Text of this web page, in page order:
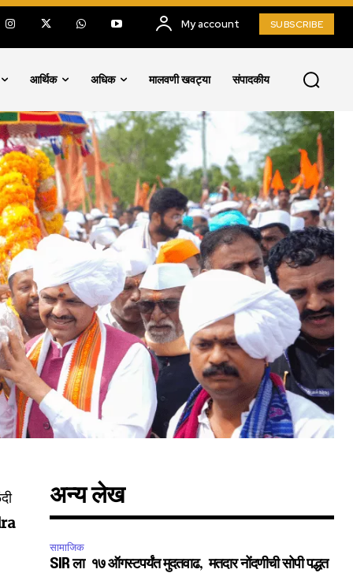
My account SUBSCRIBE
आर्थिक अधिक मालवणी खवट्या संपादकीय
अन्य लेख
सामाजिक
SIR ला १७ ऑगस्टपर्यंत मुदतवाढ, मतदार नोंदणीची सोपी पद्धत